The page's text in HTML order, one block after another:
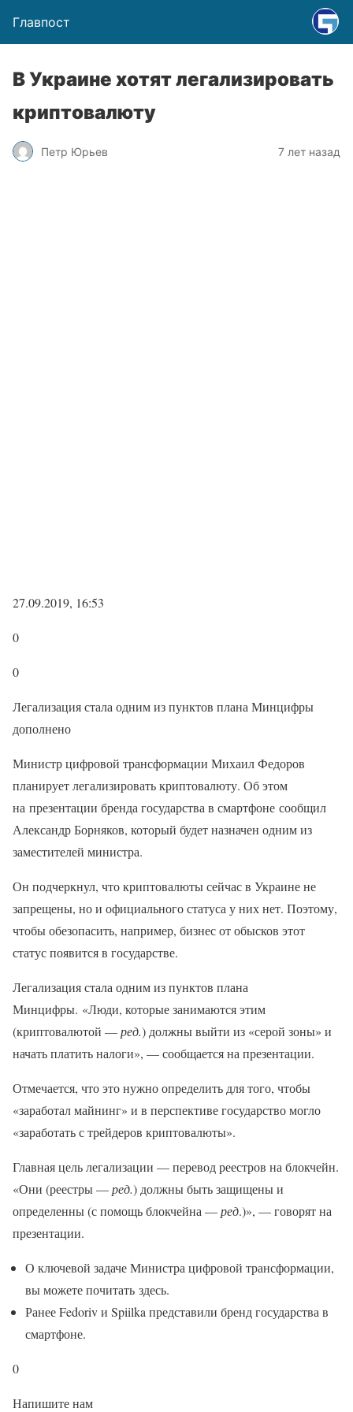
Главпост
В Украине хотят легализировать
криптовалюту
Петр Юрьев 7 лет назад
27.09.2019, 16:53
0
0
Легализация стала одним из пунктов плана Минцифры
дополнено
Министр цифровой трансформации Михаил Федоров
планирует легализировать криптовалюту. Об этом
на презентации бренда государства в смартфоне сообщил
Александр Борняков, который будет назначен одним из
заместителей министра.
Он подчеркнул, что криптовалюты сейчас в Украине не
запрещены, но и официального статуса у них нет. Поэтому,
чтобы обезопасить, например, бизнес от обысков этот
статус появится в государстве.
Легализация стала одним из пунктов плана
Минцифры. «Люди, которые занимаются этим
(криптовалютой —ред.) должны выйти из «серой зоны» и
начать платить налоги», — сообщается на презентации.
Отмечается, что это нужно определить для того, чтобы
«заработал майнинг» и в перспективе государство могло
«заработать с трейдеров криптовалюты».
Главная цель легализации — перевод реестров на блокчейн.
«Они (реестры —ред.) должны быть защищены и
определенны (с помощь блокчейна —ред.)», — говорят на
презентации.
О ключевой задаче Министра цифровой трансформации,
вы можете почитать здесь.
Ранее Fedoriv и Spiilka представили бренд государства в
смартфоне.
0
Напишите нам